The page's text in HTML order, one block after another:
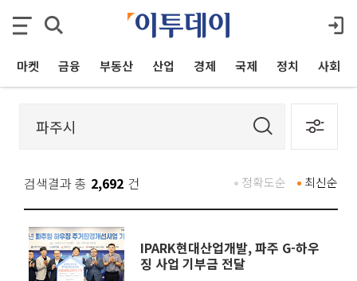
마켓 금융 부동산 산업 경제 국제 정치 사회
검색결과 총 2,692 건 최신순
정확도순
IPARK현대산업개발, 파주 G-하우
징 사업 기부금 전달